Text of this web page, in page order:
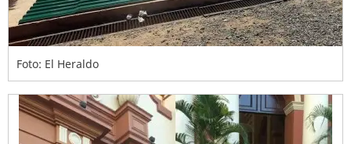
Foto: El Heraldo